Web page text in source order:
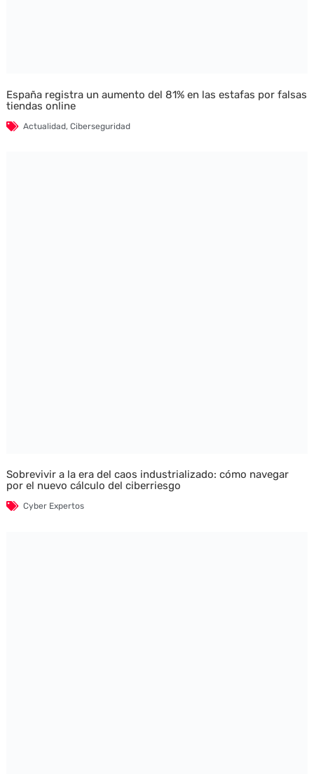
España registra un aumento del 81% en las estafas por falsas
tiendas online
Actualidad, Ciberseguridad
Sobrevivir a la era del caos industrializado: cómo navegar
por el nuevo cálculo del ciberriesgo
Cyber Expertos